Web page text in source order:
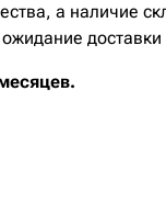
а наличие
ожидание